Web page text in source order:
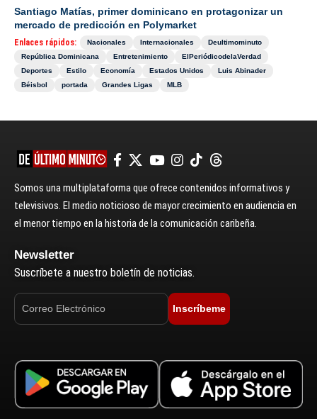
Santiago Matías, primer dominicano en protagonizar un
mercado de predicción en Polymarket
Enlaces rápidos: Nacionales Internacionales
Deultimominuto
República Dominicana
Entretenimiento
ElPeriódicodelaVerdad
Deportes
Estilo Economía Estados Unidos
Luis Abinader
Béisbol
portada Grandes Ligas MLB
Somos una multiplataforma que ofrece contenidos informativos y
televisivos. El medio noticioso de mayor crecimiento en audiencia en
el menor tiempo en la historia de la comunicación caribeña.
Newsletter
Suscríbete a nuestro boletín de noticias.
Inscríbeme